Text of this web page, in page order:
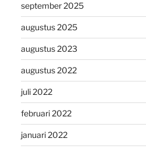
september 2025
augustus 2025
augustus 2023
augustus 2022
juli 2022
februari 2022
januari 2022